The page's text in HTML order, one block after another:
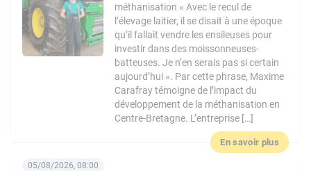
méthanisation « Avec le recul de
l’élevage laitier, il se disait à une époque
qu’il fallait vendre les ensileuses pour
investir dans des moissonneuses-
batteuses. Je n’en serais pas si certain
aujourd’hui ». Par cette phrase, Maxime
Carafray témoigne de l’impact du
développement de la méthanisation en
Centre-Bretagne. L’entreprise […]
En savoir plus
05/08/2026, 08:00